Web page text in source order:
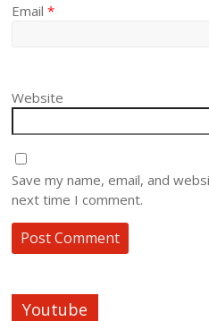
Email*
Website
Save my name, email, and
next time I comment.
Youtube